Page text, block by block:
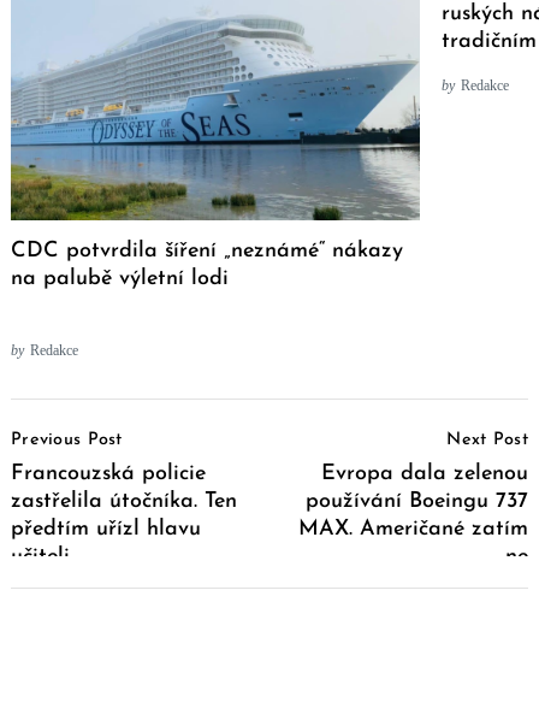
CDC potvrdila šíření „neznámé“ nákazy
na palubě výletní lodi
by Redakce
ruských
tradičním
by Redakce
Navigation
Previous Post
Francouzská policie
zastřelila útočníka. Ten
předtím uřízl hlavu
učiteli
Next Post
Evropa dala zelenou
používání Boeingu 737
MAX. Američané zatím
ne